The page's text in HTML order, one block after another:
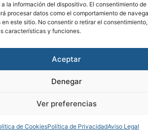
la información del dispositivo. El consentimiento de
procesar datos como el comportamiento de
este sitio. No consentir o retirar el
características y funciones.
Aceptar
Denegar
Ver preferencias
de CookiesPolítica de PrivacidadAviso Legal